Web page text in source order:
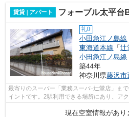
賃貸 | アパート フォーブル太平台
礼0
小田急江ノ島線
東海道本線 「辻
小田急江ノ島線
築44年
神奈川県藤沢市
最寄りのスーパー「業務スーパｰ辻堂店」ま
イントです。2駅利用できる場所にあり、ア
現在空室情報があり